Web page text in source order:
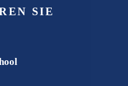
SIE